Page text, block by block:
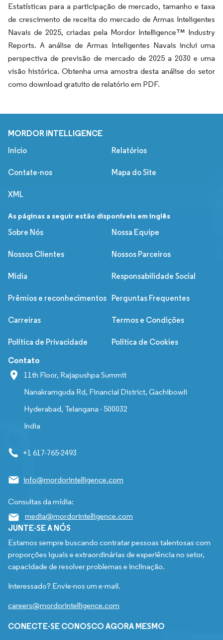
Estatísticas para a participação de mercado, tamanho e taxa
de crescimento de receita do mercado de Armas Inteligentes
Navais de 2025, criadas pela Mordor Intelligence™ Industry
Reports. A análise de Armas Inteligentes Navais inclui uma
perspectiva de previsão de mercado de 2025 a 2030 e uma
visão histórica. Obtenha uma amostra desta análise do setor
como download gratuito de relatório em PDF.
MORDOR INTELLIGENCE
Início Relatórios
Contate-nos Mapa do Site
XML
As páginas a seguir estão disponíveis em inglês
Sobre Nós
Nossa Equipe
Nossos Clientes Nossos Parceiros
Mídia Responsabilidade Social
Prêmios e reconhecimentos Perguntas Frequentes
Carreiras Termos e Condições
Política de Privacidade Política de Cookies
Contato
11th Floor, Rajapushpa Summit
Nanakramguda Rd, Financial District, Gachibowli
Hyderabad, Telangana - 500032
India
+1 617-765-2493
info@mordorintelligence.com
Consultas da mídia:
media@mordorintelligence.com
JUNTE-SE A NÓS
Estamos sempre buscando contratar pessoas talentosas com
proporções iguais e extraordinárias de experiência no setor,
capacidade de resolver problemas e inclinação.
Interessado? Envie-nos um e-mail.
careers@mordorintelligence.com
CONECTE-SE CONOSCO AGORA MESMO